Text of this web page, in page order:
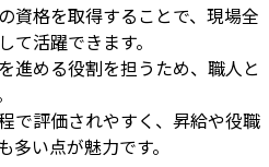
資格を取得することで、現場全
て活躍できます。
進める役割を担うため、職人と
で評価されやすく、昇給や役職
い点が魅力です。